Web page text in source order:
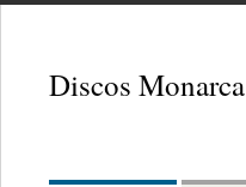
Discos Monarca